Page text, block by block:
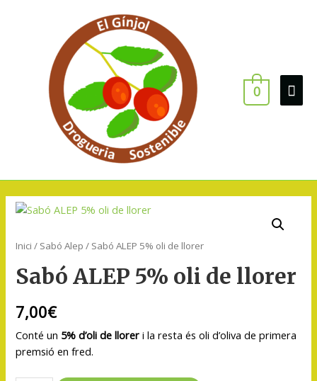
0
Inici / Sabó Alep / Sabó ALEP 5% oli de llorer
Sabó ALEP 5% oli de llorer
7,00€
Conté un 5% d’oli de llorer i la resta és oli d’oliva de primera
premsió en fred.